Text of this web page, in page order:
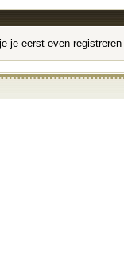
je eerst even registreren